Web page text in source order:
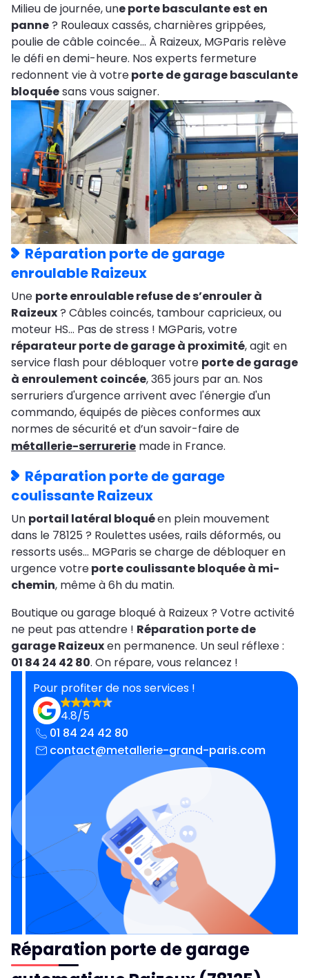
Milieu de journée, une porte basculante est en
panne? Rouleaux cassés, charnières grippées,
poulie de câble coincée… À Raizeux, MGParis relève
le défi en demi-heure. Nos experts fermeture
redonnent vie à votreporte de garage basculante
bloquéesans vous saigner.
Réparation porte de garage
enroulable Raizeux
Une porte enroulable refuse de s’enrouler à
Raizeux? Câbles coincés, tambour capricieux, ou
moteur HS… Pas de stress ! MGParis, votre
réparateur porte de garage à proximité, agit en
service flash pour débloquer votre porte de garage
à enroulement coincée, 365 jours par an. Nos
serruriers d'urgence arrivent avec l'énergie d'un
commando, équipés de pièces conformes aux
normes de sécurité et d’un savoir-faire de
métallerie-serrurerie made in France.
Réparation porte de garage
coulissante Raizeux
Un portail latéral bloquéen plein mouvement
dans le 78125 ? Roulettes usées, rails déformés, ou
ressorts usés… MGParis se charge de débloquer en
urgence votreporte coulissante bloquée à mi-
chemin, même à 6h du matin.
Boutique ou garage bloqué à Raizeux ? Votre activité
ne peut pas attendre ! Réparation porte de
garage Raizeuxen permanence. Un seul réflexe :
01 84 24 42 80. On répare, vous relancez !
Pour profiter de nos services !
4.8/5
01 84 24 42 80
contact@metallerie-grand-paris.com
Réparation porte de garage